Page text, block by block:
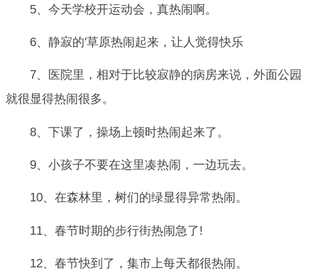
5、今天学校开运动会，真热闹啊。
6、静寂的'草原热闹起来，让人觉得快乐
7、医院里，相对于比较寂静的病房来说，外面公园
就很显得热闹很多。
8、下课了，操场上顿时热闹起来了。
9、小孩子不要在这里凑热闹，一边玩去。
10、在森林里，树们的绿显得异常热闹。
11、春节时期的步行街热闹急了!
12、春节快到了，集市上每天都很热闹。